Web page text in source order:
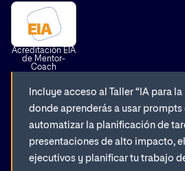
Acreditación EIA
de Mentor-
Coach
Incluye acceso al Taller “IA para
donde aprenderás a usar
automatizar la planificación de
presentaciones de alto impacto,
ejecutivos y planificar tu trabajo